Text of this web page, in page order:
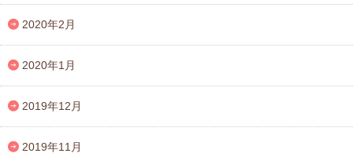
2020年2月
2020年1月
2019年12月
2019年11月